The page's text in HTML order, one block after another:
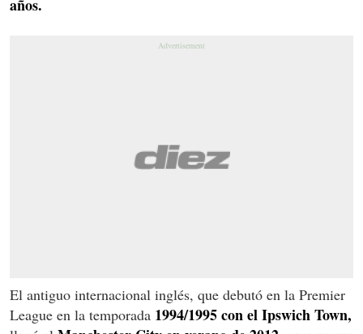
años.
El antiguo internacional inglés, que debutó en la Premier
League en la temporada 1994/1995 con el Ipswich Town,